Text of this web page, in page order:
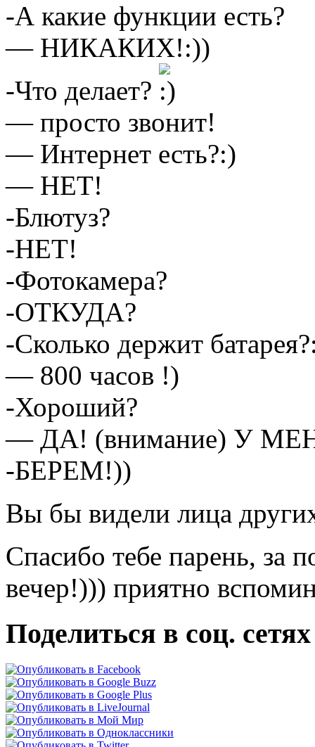
-А какие функции есть?
— НИКАКИХ!:))
-Что делает?
— просто звонит!
— Интернет есть?:)
— НЕТ!
-Блютуз?
-НЕТ!
-Фотокамера?
-ОТКУДА?
-Сколько держит
— 800 часов !)
-Хороший?
— ДА! (внимание) У
-БЕРЕМ!))
Вы бы видели лица
Спасибо тебе парень, за
вечер!))) приятно
Поделиться в соц. сетях